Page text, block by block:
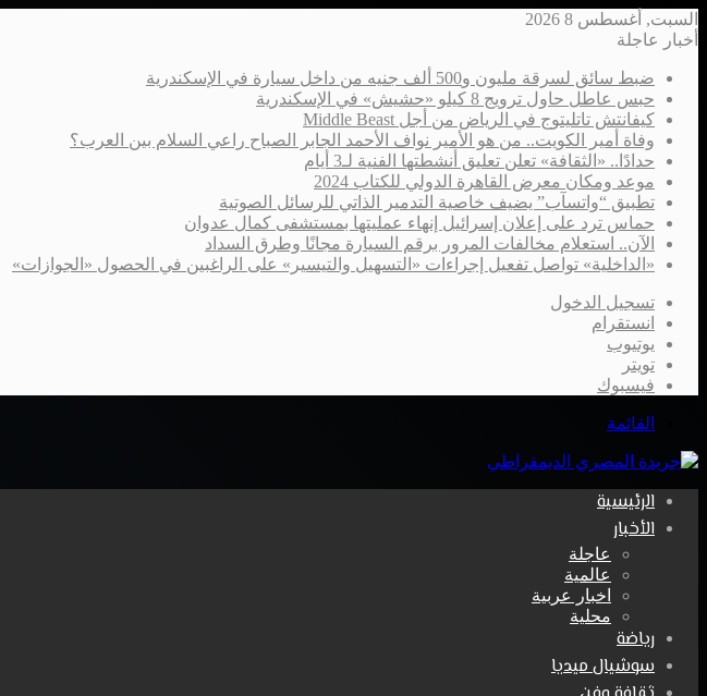
السبت, أغسطس 8 2026
أخبار عاجلة
ضبط سائق لسرقة مليون و500 ألف جنيه من داخل سيارة في الإسكندرية
حبس عاطل حاول ترويج 8 كيلو «حشيش» في الإسكندرية
كيفانتش تاتليتوج في الرياض من أجل Middle Beast
وفاة أمير الكويت.. من هو الأمير نواف الأحمد الجابر الصباح راعي السلام بين العرب؟
حدادًا.. «الثقافة» تعلن تعليق أنشطتها الفنية لـ3 أيام
موعد ومكان معرض القاهرة الدولي للكتاب 2024
تطبيق “واتسآب” يضيف خاصية التدمير الذاتي للرسائل الصوتية
حماس ترد على إعلان إسرائيل إنهاء عمليتها بمستشفى كمال عدوان
الآن.. استعلام مخالفات المرور برقم السيارة مجانًا وطرق السداد
«الداخلية» تواصل تفعيل إجراءات «التسهيل والتيسير» على الراغبين في الحصول «الجوازات»
تسجيل الدخول
انستقرام
يوتيوب
تويتر
فيسبوك
القائمة
الرئيسية
الأخبار
عاجلة
عالمية
اخبار عربية
محلية
رياضة
سوشيال ميديا